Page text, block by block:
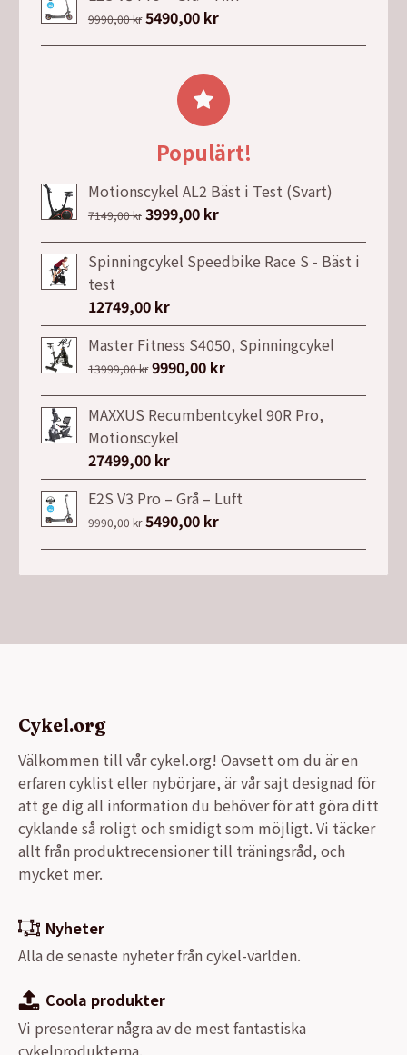
var:
1249,00 kr.
är:
1199,00 kr.
9990,00kr Det
ursprungliga
9990,00 kr.
5490,00 krDet
nuvarande
är:
5490,00 kr.
Populärt!
Motionscykel AL2 Bäst i Test (Svart)
7149,00kr Det
priset
7149,00 kr.
3999,00 krDet
priset
Spinningcykel Speedbike Race S - Bäst i
test
12749,00 kr
Master Fitness S4050, Spinningcykel
13999,00kr Det
priset
var:
13999,00 kr.
9990,00 krDet
priset
MAXXUS Recumbentcykel 90R Pro,
Motionscykel
27499,00 kr
E2S V3 Pro – Grå – Luft
9990,00kr Det
5490,00 krDet
Cykel.org
Välkommen till vår cykel.org! Oavsett om du är en
erfaren cyklist eller nybörjare, är vår sajt designad för
att ge dig all information du behöver för att göra ditt
cyklande så roligt och smidigt som möjligt. Vi täcker
allt från produktrecensioner till träningsråd, och
mycket mer.
Nyheter
Alla de senaste nyheter från cykel-världen.
Coola produkter
Vi presenterar några av de mest fantastiska
cykelprodukterna.